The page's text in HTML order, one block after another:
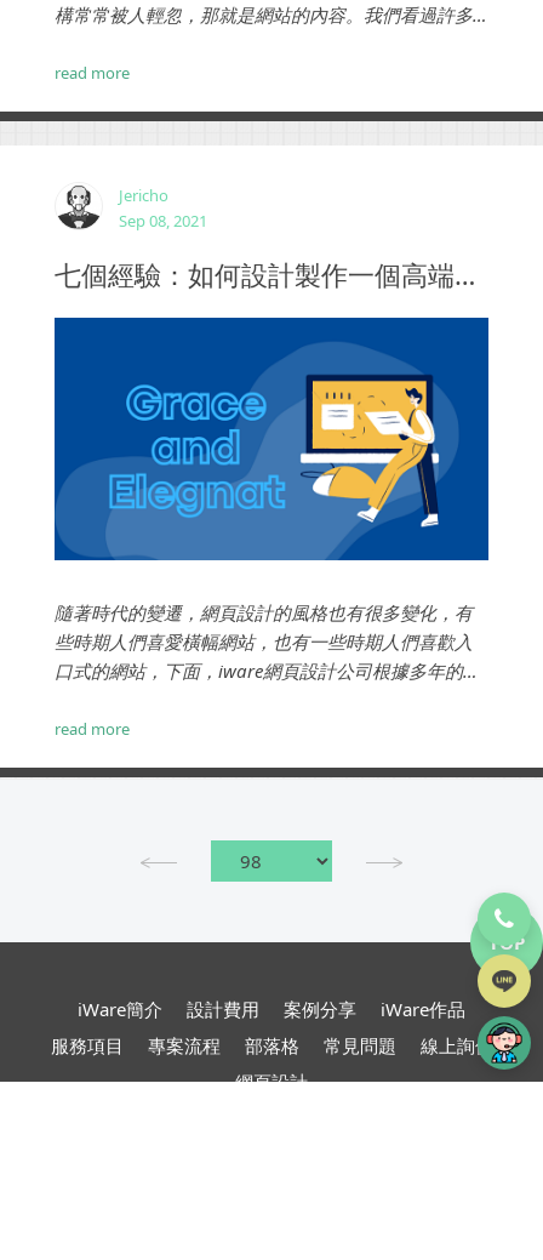
構常常被人輕忽，那就是網站的內容。我們看過許多
好，內容自然水到渠成。...
read more
Jericho
Sep 08, 2021
七個經驗：如何設計製作一個高端大氣精美的公司網站？
隨著時代的變遷，網頁設計的風格也有很多變化，有
些時期人們喜愛橫幅網站，也有一些時期人們喜歡入
口式的網站，下面，iware網頁設計公司根據多年的網
端大氣的網站...
read more
iWare簡介 設計費用 案例分享
iWare作品
服務項目
專案流程 部落格 常見問題
線上詢價
網頁設計
TOP